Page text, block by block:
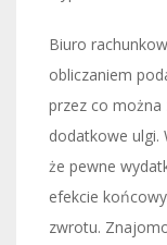
Biuro
obliczaniem
przez co można
dodatkowe ulgi.
że pewne
efekcie
zwrotu.